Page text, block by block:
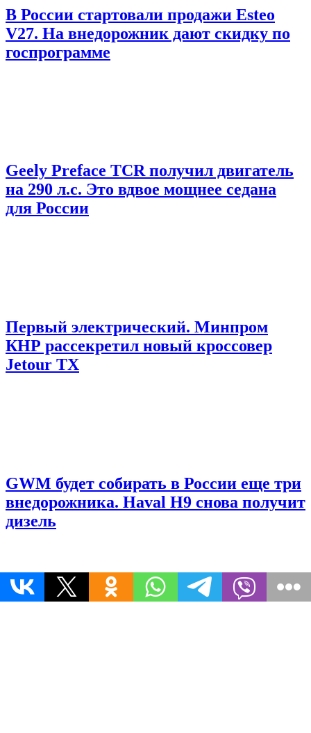
В России стартовали продажи Esteo
V27. На внедорожник дают скидку по
госпрограмме
Geely Preface TCR получил двигатель
на 290 л.с. Это вдвое мощнее седана
для России
Первый электрический. Минпром
КНР рассекретил новый кроссовер
Jetour TX
GWM будет собирать в России еще три
внедорожника. Haval H9 снова получит
дизель